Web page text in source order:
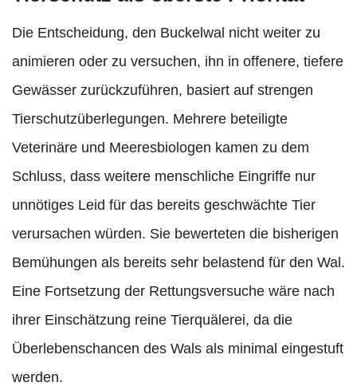
Die Entscheidung, den Buckelwal nicht weiter zu
animieren oder zu versuchen, ihn in offenere, tiefere
Gewässer zurückzuführen, basiert auf strengen
Tierschutzüberlegungen. Mehrere beteiligte
Veterinäre und Meeresbiologen kamen zu dem
Schluss, dass weitere menschliche Eingriffe nur
unnötiges Leid für das bereits geschwächte Tier
verursachen würden. Sie bewerteten die bisherigen
Bemühungen als bereits sehr belastend für den Wal.
Eine Fortsetzung der Rettungsversuche wäre nach
ihrer Einschätzung reine Tierquälerei, da die
Überlebenschancen des Wals als minimal eingestuft
werden.